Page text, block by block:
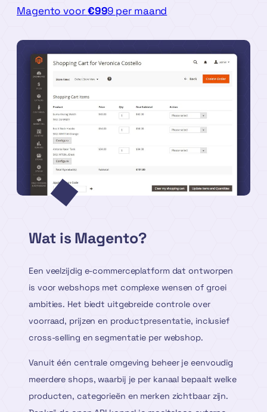
Magento voor€999 per maand
Wat is Magento?
Een veelzijdig e-commerceplatform dat ontworpen
is voor webshops met complexe wensen of groei
ambities. Het biedt uitgebreide controle over
voorraad, prijzen en productpresentatie, inclusief
cross-selling en segmentatie per webshop.
Vanuit één centrale omgeving beheer je eenvoudig
meerdere shops, waarbij je per kanaal bepaalt welke
producten, categorieën en merken zichtbaar zijn.